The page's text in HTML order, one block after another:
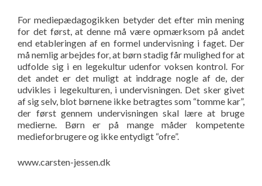
For mediepædagogikken betyder det efter min mening
for det først, at denne må være opmærksom på andet
end etableringen af en formel undervisning i faget. Der
må nemlig arbejdes for, at børn stadig får mulighed for at
udfolde sig i en legekultur udenfor voksen kontrol. For
det andet er det muligt at inddrage nogle af de, der
udvikles i legekulturen, i undervisningen. Det sker givet
af sig selv, blot børnene ikke betragtes som “tomme kar”,
der først gennem undervisningen skal lære at bruge
medierne. Børn er på mange måder kompetente
medieforbrugere og ikke entydigt “ofre”.
www.carsten-jessen.dk